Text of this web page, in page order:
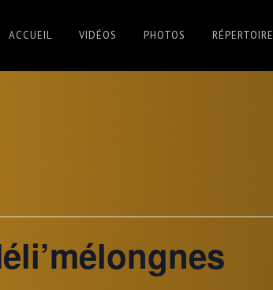
ACCUEIL VIDÉOS PHOTOS RÉPERTOIRE